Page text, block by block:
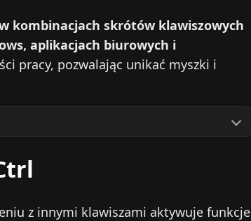
kombinacjach skrótów klawiszowych
aplikacjach biurowych i
pracy, pozwalając unikać myszki i
z innymi klawiszami aktywuje funkcje